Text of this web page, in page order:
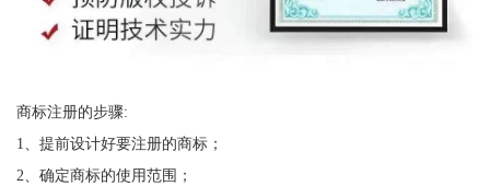
商标注册的步骤:
1、提前设计好要注册的商标；
2、确定商标的使用范围；